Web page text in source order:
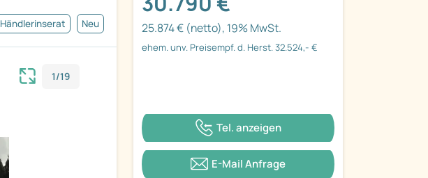
Händlerinserat Neu
1/19
25.874 € (netto), 19% MwSt.
ehem. unv. Preisempf. d. Herst. 32.524,- €
Tel. anzeigen
E-Mail Anfrage